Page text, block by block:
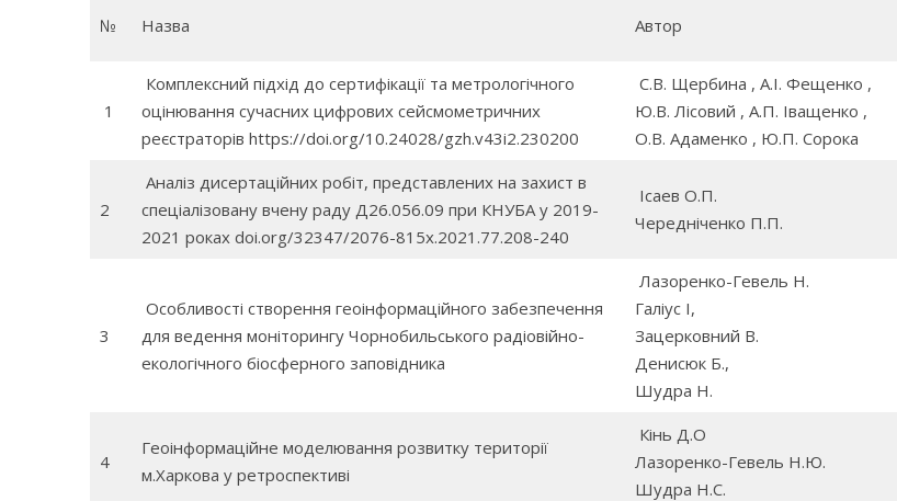
№ Назва Автор
1
Комплексний підхід до сертифікації та метрологічного
оцінювання сучасних цифрових сейсмометричних
реєстраторів https://doi.org/10.24028/gzh.v43i2.230200
С.В. Щербина , А.І. Фещенко ,
Ю.В. Лісовий , А.П. Іващенко ,
О.В. Адаменко , Ю.П. Сорока
2
Аналіз дисертаційних робіт, представлених на захист в
спеціалізовану вчену раду Д26.056.09 при КНУБА у 2019-
2021 роках doi.org/32347/2076-815х.2021.77.208-240
Ісаев О.П.
Чередніченко П.П.
3
Особливості створення геоінформаційного забезпечення
для ведення моніторингу Чорнобильського радіовійно-
екологічного біосферного заповідника
Лазоренко-Гевель Н.
Галіус І,
Зацерковний В.
Денисюк Б.,
Шудра Н.
4
Геоінформаційне моделювання розвитку території
м.Харкова у ретроспективі
Кінь Д.О
Лазоренко-Гевель Н.Ю.
Шудра Н.С.